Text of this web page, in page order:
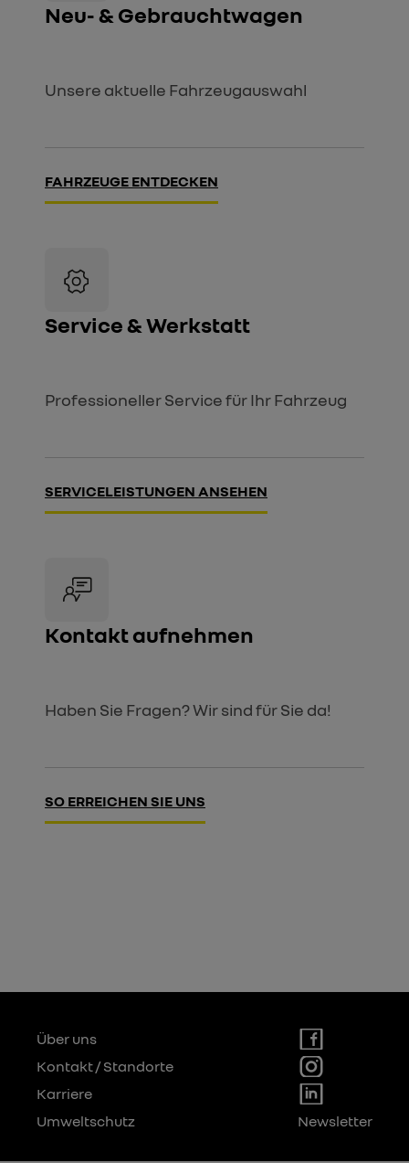
Neu- & Gebrauchtwagen
Unsere aktuelle Fahrzeugauswahl
FAHRZEUGE ENTDECKEN
Service & Werkstatt
Professioneller Service für Ihr Fahrzeug
SERVICELEISTUNGEN ANSEHEN
Kontakt aufnehmen
Haben Sie Fragen? Wir sind für Sie da!
SO ERREICHEN SIE UNS
Über uns
Kontakt / Standorte
Karriere
Umweltschutz
Newsletter